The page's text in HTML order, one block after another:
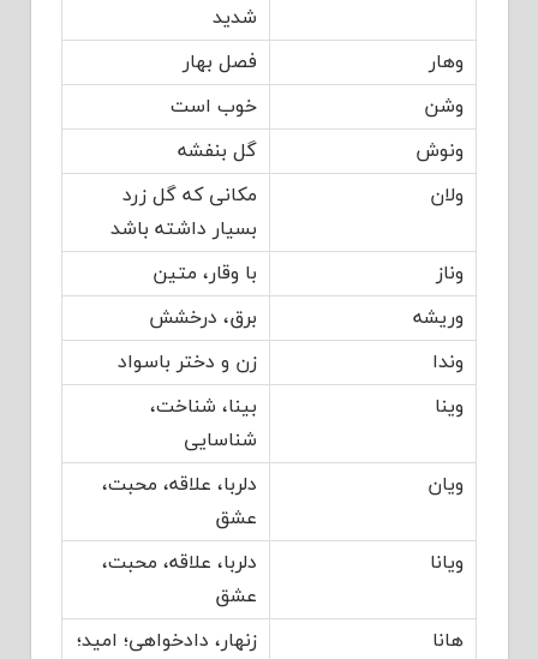
شدید
وهار
فصل بهار
وشن
خوب است
ونوش
گل بنفشه
ولان
مکانی که گل زرد
بسیار داشته باشد
وناز
با وقار، متین
وریشه
برق، درخشش
وندا
زن و دختر باسواد
وینا
بینا، شناخت،
شناسایی
ویان
دلربا، علاقه، محبت،
عشق
ویانا
دلربا، علاقه، محبت،
عشق
هانا
زنهار، دادخواهی؛ امید؛